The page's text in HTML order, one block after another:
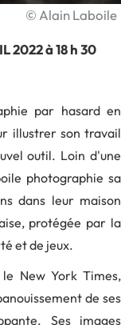
© Alain Laboile
2022 à 18 h 30
par hasard en
illustrer son travail
outil. Loin d'une
photographie sa
dans leur maison
protégée par la
et de jeux.
New York Times,
de ses
Ses images